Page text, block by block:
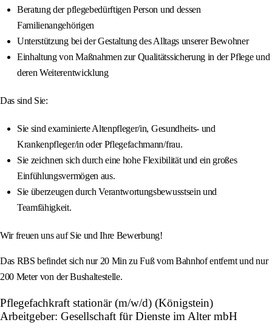
Beratung der pflegebedürftigen Person und dessen
Familienangehörigen
Unterstützung bei der Gestaltung des Alltags unserer Bewohner
Einhaltung von Maßnahmen zur Qualitätssicherung in der Pflege und
deren Weiterentwicklung
Das sind Sie:
Sie sind examinierte Altenpfleger/in, Gesundheits- und
Krankenpfleger/in oder Pflegefachmann/frau.
Sie zeichnen sich durch eine hohe Flexibilität und ein großes
Einfühlungsvermögen aus.
Sie überzeugen durch Verantwortungsbewusstsein und
Teamfähigkeit.
Wir freuen uns auf Sie und Ihre Bewerbung!
Das RBS befindet sich nur 20 Min zu Fuß vom Bahnhof entfernt und nur
200 Meter von der Bushaltestelle.
Pflegefachkraft stationär (m/w/d) (Königstein)
Arbeitgeber: Gesellschaft für Dienste im Alter mbH